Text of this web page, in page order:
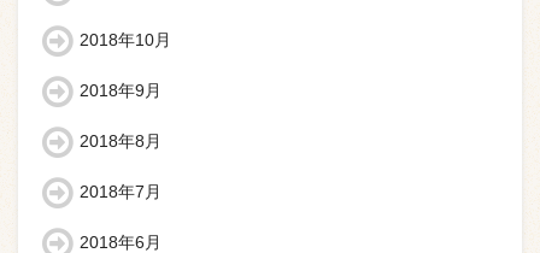
2018年10月
2018年9月
2018年8月
2018年7月
2018年6月